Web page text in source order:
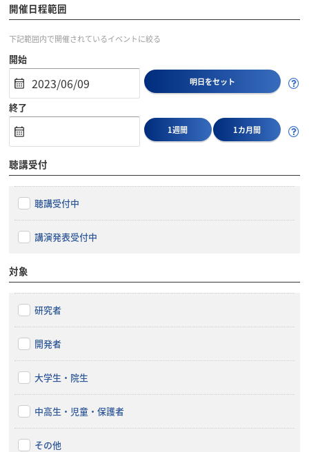
開催日程範囲
下記範囲内で開催されているイベントに絞る
開始
明日をセット
終了
1週間 1カ月間
聴講受付
聴講受付中
講演発表受付中
対象
研究者
開発者
大学生・院生
中高生・児童・保護者
その他